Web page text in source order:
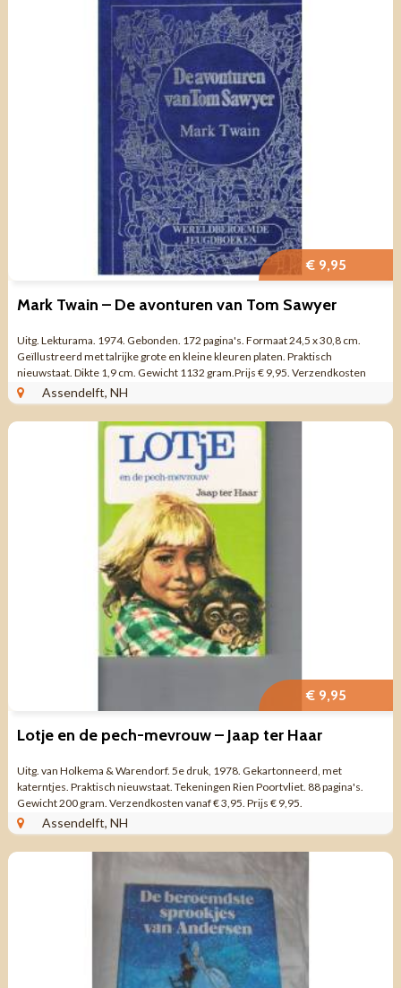
€ 9,95
Mark Twain – De avonturen van Tom Sawyer
Uitg. Lekturama. 1974. Gebonden. 172 pagina's. Formaat 24,5 x 30,8 cm.
Geïllustreerd met talrijke grote en kleine kleuren platen. Praktisch
nieuwstaat. Dikte 1,9 cm. Gewicht 1132 gram.Prijs € 9,95. Verzendkosten
vanaf € ...Assendelft, NH
€ 9,95
Lotje en de pech-mevrouw – Jaap ter Haar
Uitg. van Holkema & Warendorf. 5e druk, 1978. Gekartonneerd, met
katerntjes. Praktisch nieuwstaat. Tekeningen Rien Poortvliet. 88 pagina's.
Gewicht 200 gram. Verzendkosten vanaf € 3,95. Prijs € 9,95.
Assendelft, NH